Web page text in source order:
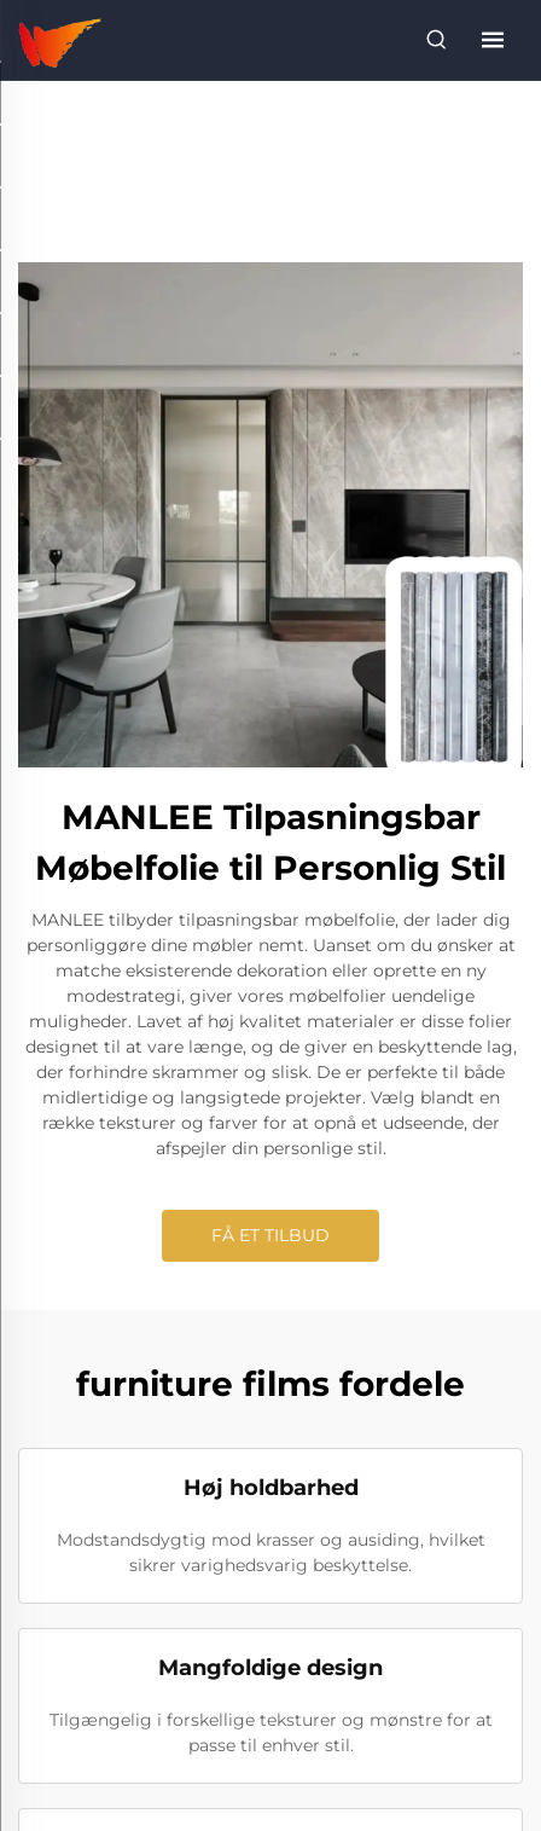
MANLEE Tilpasningsbar
Møbelfolie til Personlig Stil
MANLEE tilbyder tilpasningsbar møbelfolie, der lader dig
personliggøre dine møbler nemt. Uanset om du ønsker at
matche eksisterende dekoration eller oprette en ny
modestrategi, giver vores møbelfolier uendelige
muligheder. Lavet af høj kvalitet materialer er disse folier
designet til at vare længe, og de giver en beskyttende lag,
der forhindre skrammer og slisk. De er perfekte til både
midlertidige og langsigtede projekter. Vælg blandt en
række teksturer og farver for at opnå et udseende, der
afspejler din personlige stil.
FÅ ET TILBUD
furniture films fordele
Høj holdbarhed
Modstandsdygtig mod krasser og ausiding, hvilket
sikrer varighedsvarig beskyttelse.
Mangfoldige design
Tilgængelig i forskellige teksturer og mønstre for at
passe til enhver stil.